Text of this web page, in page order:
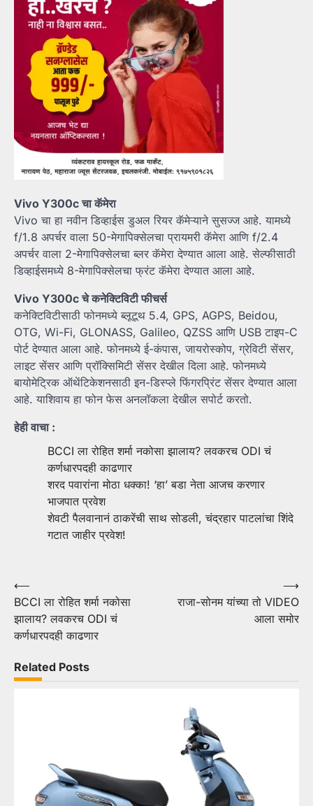
Vivo Y300c चा कॅमेरा
Vivo चा हा नवीन डिव्हाईस डुअल रियर कॅमेऱ्याने सुसज्ज आहे. यामध्ये
f/1.8 अपर्चर वाला 50-मेगापिक्सेलचा प्रायमरी कॅमेरा आणि f/2.4
अपर्चर वाला 2-मेगापिक्सेलचा ब्लर कॅमेरा देण्यात आला आहे. सेल्फीसाठी
डिव्हाईसमध्ये 8-मेगापिक्सेलचा फ्रंट कॅमेरा देण्यात आला आहे.
Vivo Y300c चे कनेक्टिविटी फीचर्स
कनेक्टिविटीसाठी फोनमध्ये ब्लूटूथ 5.4, GPS, AGPS, Beidou,
OTG, Wi-Fi, GLONASS, Galileo, QZSS आणि USB टाइप-C
पोर्ट देण्यात आला आहे. फोनमध्ये ई-कंपास, जायरोस्कोप, ग्रेविटी सेंसर,
लाइट सेंसर आणि प्रॉक्सिमिटी सेंसर देखील दिला आहे. फोनमध्ये
बायोमेट्रिक ऑथेंटिकेशनसाठी इन-डिस्प्ले फिंगरप्रिंट सेंसर देण्यात आला
आहे. याशिवाय हा फोन फेस अनलॉकला देखील सपोर्ट करतो.
हेही वाचा :
BCCI ला रोहित शर्मा नकोसा झालाय? लवकरच ODI चं
कर्णधारपदही काढणार
शरद पवारांना मोठा धक्का! ‘हा’ बडा नेता आजच करणार
भाजपात प्रवेश
शेवटी पैलवानानं ठाकरेंची साथ सोडली, चंद्रहार पाटलांचा शिंदे
गटात जाहीर प्रवेश!
Post
navigation
⟵
BCCI ला रोहित शर्मा नकोसा
झालाय? लवकरच ODI चं
कर्णधारपदही काढणार
राजा-सोनम यांच्या तो VIDEO
आला समोर
⟶
Related Posts